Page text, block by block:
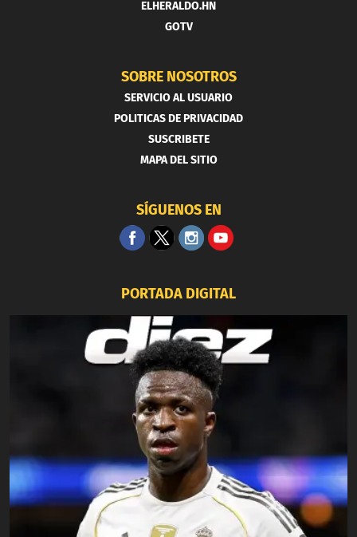
ELHERALDO.HN
GOTV
SOBRE NOSOTROS
SERVICIO AL USUARIO
POLITICAS DE PRIVACIDAD
SUSCRIBETE
MAPA DEL SITIO
SÍGUENOS EN
PORTADA DIGITAL